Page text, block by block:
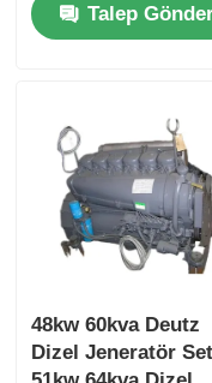
587.5kva Marine
Genset Diesel
Talep
48kw 60kva Deutz
Dizel Jeneratör